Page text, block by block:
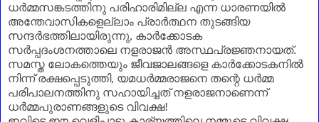
ധർമ്മസങ്കടത്തിനു പരിഹാരിമില്ല എന്ന ധാരണയിൽ
അന്തേവാസികളെല്ലാം പ്രാർത്ഥന തുടങ്ങിയ
സന്ദർഭത്തിലായിരുന്നു, കാർക്കോടക
സർപ്പദംശനത്താലെ നളരാജൻ അസ്ഥപ്രജ്ഞനായത്.
സമസ്ത ലോകത്തെയും ജീവജാലങ്ങളെ കാർക്കോടകനിൽ
നിന്ന് രക്ഷപ്പെടുത്തി, യമധർമ്മരാജനെ തന്റെ ധർമ്മ
പരിപാലനത്തിനു സഹായിച്ചത് നളരാജനാണെന്ന്
ധർമ്മപുരാണങ്ങളുടെ വിവക്ഷ!